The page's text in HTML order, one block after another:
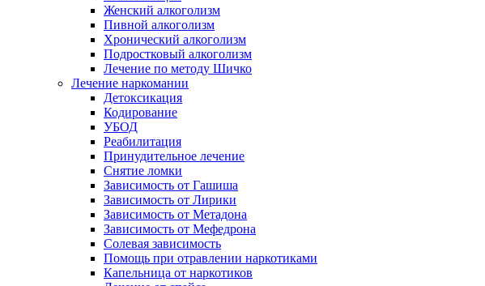
Женский алкоголизм
Пивной алкоголизм
Хронический алкоголизм
Подростковый алкоголизм
Лечение по методу Шичко
Лечение наркомании
Детоксикация
Кодирование
УБОД
Реабилитация
Принудительное лечение
Снятие ломки
Зависимость от Гашиша
Зависимость от Лирики
Зависимость от Метадона
Зависимость от Мефедрона
Солевая зависимость
Помощь при отравлении наркотиками
Капельница от наркотиков